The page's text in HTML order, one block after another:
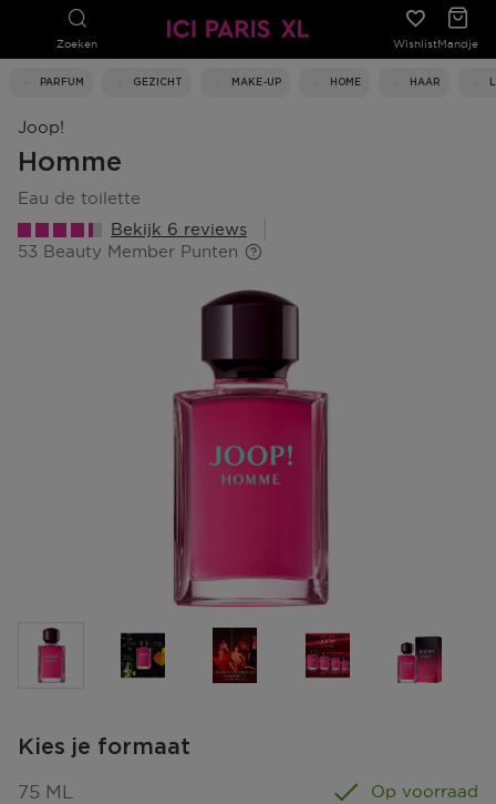
Zoeken WishlistMandje
PARFUM GEZICHT MAKE-UP HOME HAAR
Joop!
Homme
eau de toilette
Bekijk 6 reviews
53 Beauty Member Punten
Kies je formaat
75 ML Op voorraad